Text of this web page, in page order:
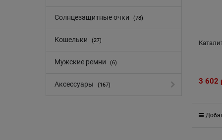
Солнцезащитные очки (78)
Кошельки (27)
Мужские ремни (6)
Аксессуары (167) 3 602